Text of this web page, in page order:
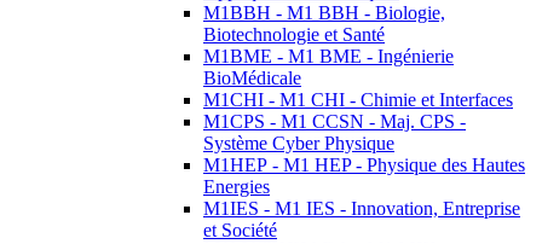
M1BBH - M1 BBH - Biologie,
Biotechnologie et Santé
M1BME - M1 BME - Ingénierie
BioMédicale
M1CHI - M1 CHI - Chimie et Interfaces
M1CPS - M1 CCSN - Maj. CPS -
Système Cyber Physique
M1HEP - M1 HEP - Physique des Hautes
Energies
M1IES - M1 IES - Innovation, Entreprise
et Société